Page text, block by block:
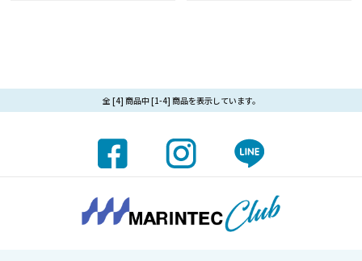
全 [4] 商品中 [1-4] 商品を表示しています。